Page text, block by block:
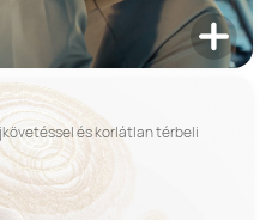
és korlátlan térbeli